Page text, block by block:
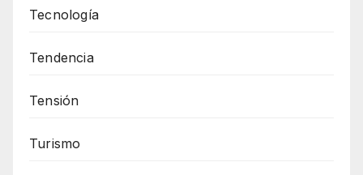
Tecnología
Tendencia
Tensión
Turismo